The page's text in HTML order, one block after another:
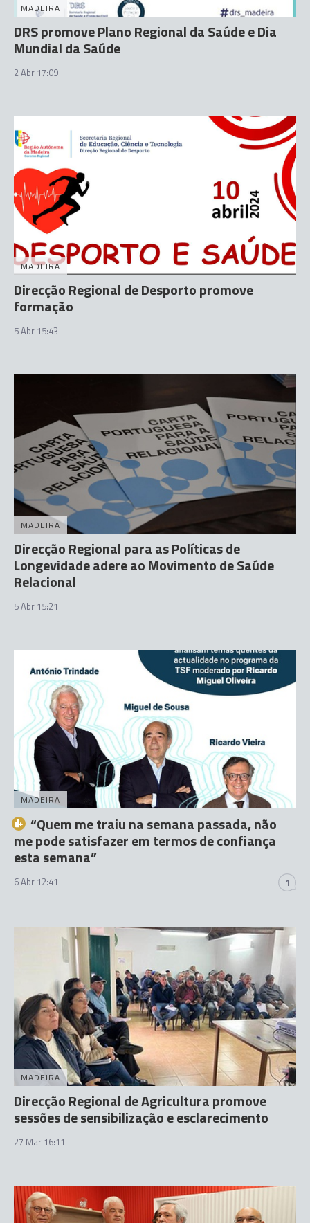
MADEIRA
DRS promove Plano Regional da Saúde e Dia
Mundial da Saúde
2 Abr 17:09
MADEIRA
Direcção Regional de Desporto promove
formação
5 Abr 15:43
MADEIRA
Direcção Regional para as Políticas de
Longevidade adere ao Movimento de Saúde
Relacional
5 Abr 15:21
MADEIRA
“Quem me traiu na semana passada, não
me pode satisfazer em termos de confiança
esta semana”
6 Abr 12:41 1
MADEIRA
Direcção Regional de Agricultura promove
sessões de sensibilização e esclarecimento
27 Mar 16:11